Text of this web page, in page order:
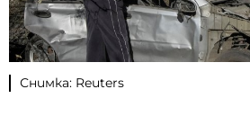
Снимка: Reuters